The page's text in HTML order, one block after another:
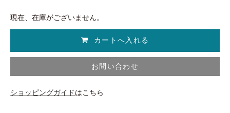
現在、在庫がございません。
お問い合わせ
ショッピングガイドはこちら